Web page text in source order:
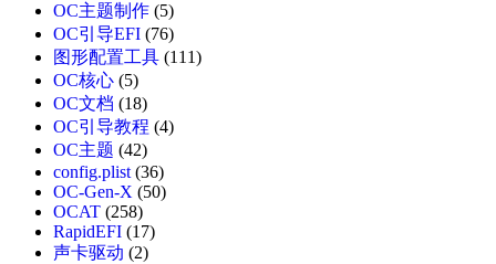
OC主题制作 (5)
OC引导EFI (76)
图形配置工具 (111)
OC核心 (5)
OC文档 (18)
OC引导教程 (4)
OC主题 (42)
config.plist(36)
OC-Gen-X (50)
OCAT (258)
RapidEFI (17)
声卡驱动 (2)